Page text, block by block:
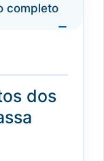
completo
dos